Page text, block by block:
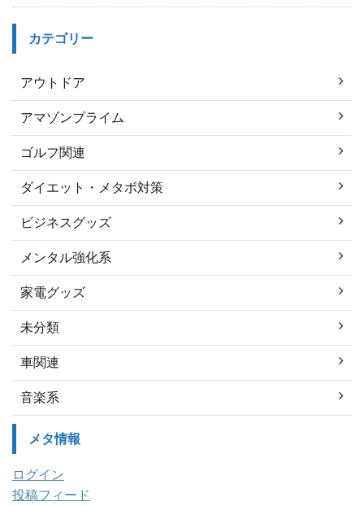
カテゴリー
アウトドア
アマゾンプライム
ゴルフ関連
ダイエット・メタボ対策
ビジネスグッズ
メンタル強化系
家電グッズ
未分類
車関連
音楽系
メタ情報
ログイン
投稿フィード